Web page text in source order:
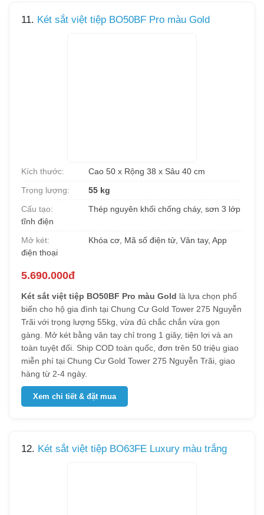
11. Két sắt việt tiệp BO50BF Pro màu Gold
Kích thước:
Cao 50 x Rộng 38 x Sâu 40 cm
Trọng lượng:
55 kg
Cấu tạo:
Thép nguyên khối chống cháy, sơn 3 lớp
tĩnh điện
Mở két:
Khóa cơ, Mã số điện tử, Vân tay, App
điện thoại
5.690.000đ
Két sắt việt tiệp BO50BF Pro màu Gold là lựa chọn phổ
biến cho hộ gia đình tại Chung Cư Gold Tower 275 Nguyễn
Trãi với trọng lượng 55kg, vừa đủ chắc chắn vừa gọn
gàng. Mở két bằng vân tay chỉ trong 1 giây, tiện lợi và an
toàn tuyệt đối. Ship COD toàn quốc, đơn trên 50 triệu giao
miễn phí tại Chung Cư Gold Tower 275 Nguyễn Trãi, giao
hàng từ 2-4 ngày.
Xem chi tiết & đặt mua
12. Két sắt việt tiệp BO63FE Luxury màu trắng